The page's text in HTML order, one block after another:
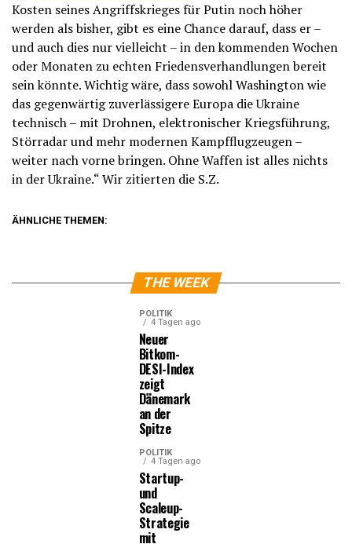
Kosten seines Angriffskrieges für Putin noch höher
werden als bisher, gibt es eine Chance darauf, dass er –
und auch dies nur vielleicht – in den kommenden Wochen
oder Monaten zu echten Friedensverhandlungen bereit
sein könnte. Wichtig wäre, dass sowohl Washington wie
das gegenwärtig zuverlässigere Europa die Ukraine
technisch – mit Drohnen, elektronischer Kriegsführung,
Störradar und mehr modernen Kampfflugzeugen –
weiter nach vorne bringen. Ohne Waffen ist alles nichts
in der Ukraine.“ Wir zitierten die S.Z.
ÄHNLICHE THEMEN:
THE WEEK
POLITIK
4 Tagen ago
Neuer
Bitkom-
DESI-Index
zeigt
Dänemark
an der
Spitze
POLITIK
4 Tagen ago
Startup-
und
Scaleup-
Strategie
mit